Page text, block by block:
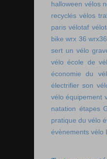
halloween vélos
recyclés vélos
paris vélotaf
bike wrx 36 wrx36
sert un vélo
vélo école de
économie du
électrifier son
vélo équipement
natation étapes
pratique du vélo
évènements vélo